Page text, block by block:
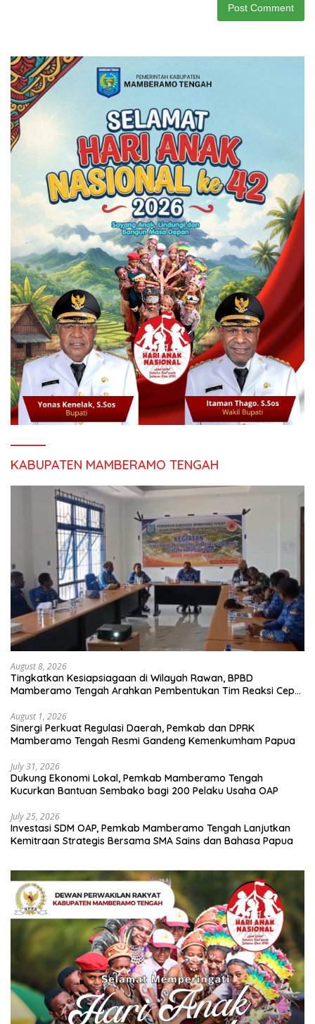
KABUPATEN MAMBERAMO TENGAH
August 8, 2026
Tingkatkan Kesiapsiagaan di Wilayah Rawan, BPBD
Mamberamo Tengah Arahkan Pembentukan Tim Reaksi Cepat
August 1, 2026
Sinergi Perkuat Regulasi Daerah, Pemkab dan DPRK
Mamberamo Tengah Resmi Gandeng Kemenkumham Papua
July 31, 2026
Dukung Ekonomi Lokal, Pemkab Mamberamo Tengah
Kucurkan Bantuan Sembako bagi 200 Pelaku Usaha OAP
July 25, 2026
Investasi SDM OAP, Pemkab Mamberamo Tengah Lanjutkan
Kemitraan Strategis Bersama SMA Sains dan Bahasa Papua